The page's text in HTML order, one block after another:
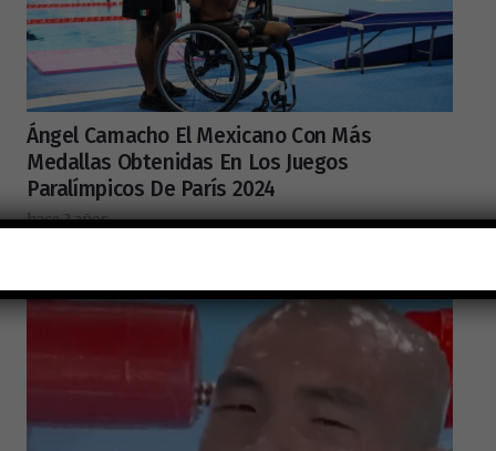
Ángel Camacho El Mexicano Con Más
Medallas Obtenidas En Los Juegos
Paralímpicos De París 2024
hace 2 años